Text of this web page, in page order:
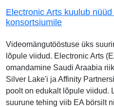
Electronic Arts kuulub
konsortsiumile
Videomängutööstuse üks
lõpule viidud. Electronic Arts
omandamine Saudi Araabia
Silver Lake'i ja Affinity
poolt on edukalt lõpule viidud.
suurune tehing viib EA börsilt